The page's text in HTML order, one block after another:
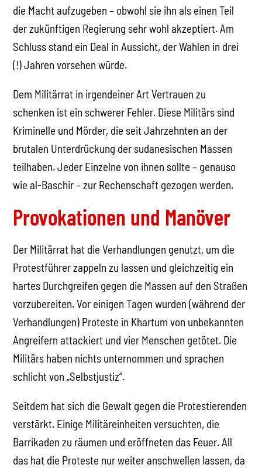
die Macht aufzugeben – obwohl sie ihn als einen Teil
der zukünftigen Regierung sehr wohl akzeptiert. Am
Schluss stand ein Deal in Aussicht, der Wahlen in drei
(!) Jahren vorsehen würde.
Dem Militärrat in irgendeiner Art Vertrauen zu
schenken ist ein schwerer Fehler. Diese Militärs sind
Kriminelle und Mörder, die seit Jahrzehnten an der
brutalen Unterdrückung der sudanesischen Massen
teilhaben. Jeder Einzelne von ihnen sollte – genauso
wie al-Baschir – zur Rechenschaft gezogen werden.
Provokationen und Manöver
Der Militärrat hat die Verhandlungen genutzt, um die
Protestführer zappeln zu lassen und gleichzeitig ein
hartes Durchgreifen gegen die Massen auf den Straßen
vorzubereiten. Vor einigen Tagen wurden (während der
Verhandlungen) Proteste in Khartum von unbekannten
Angreifern attackiert und vier Menschen getötet. Die
Militärs haben nichts unternommen und sprachen
schlicht von „Selbstjustiz“.
Seitdem hat sich die Gewalt gegen die Protestierenden
verstärkt. Einige Militäreinheiten versuchten, die
Barrikaden zu räumen und eröffneten das Feuer. All
das hat die Proteste nur weiter anschwellen lassen, da